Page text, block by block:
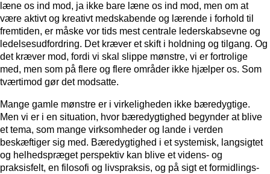
læne os ind mod, ja ikke bare læne os ind mod, men om at
være aktivt og kreativt medskabende og lærende i forhold til
fremtiden, er måske vor tids mest centrale lederskabsevne og
ledelsesudfordring. Det kræver et skift i holdning og tilgang. Og
det kræver mod, fordi vi skal slippe mønstre, vi er fortrolige
med, men som på flere og flere områder ikke hjælper os. Som
tværtimod gør det modsatte.
Mange gamle mønstre er i virkeligheden ikke bæredygtige.
Men vi er i en situation, hvor bæredygtighed begynder at blive
et tema, som mange virksomheder og lande i verden
beskæftiger sig med. Bæredygtighed i et systemisk, langsigtet
og helhedspræget perspektiv kan blive et videns- og
praksisfelt, en filosofi og livspraksis, og på sigt et formidlings-